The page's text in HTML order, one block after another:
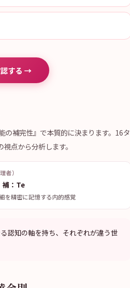
認する →
補完性』で本質的に決まります。16タ
点から分析します。
者）
補：Te
を精密に記憶する内的感覚
認知の軸を持ち、それぞれが違う世